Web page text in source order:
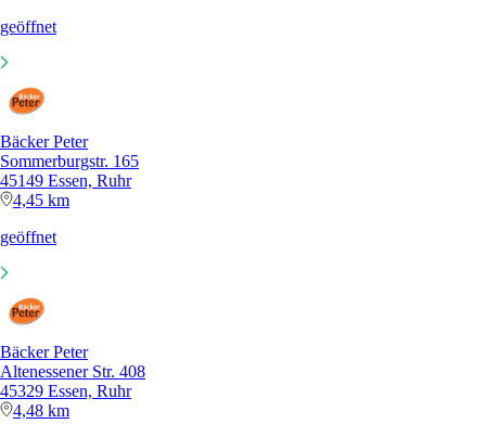
geöffnet
Bäcker Peter
Sommerburgstr. 165
45149 Essen, Ruhr
4,45 km
geöffnet
Bäcker Peter
Altenessener Str. 408
45329 Essen, Ruhr
4,48 km